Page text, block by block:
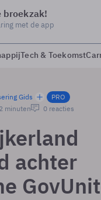
broekzak!
met de app
Tech & Toekomst
Gids
PRO
minuten 0 reacties
achter